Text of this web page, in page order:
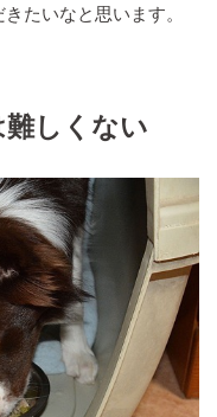
たいなと思います。
しくない